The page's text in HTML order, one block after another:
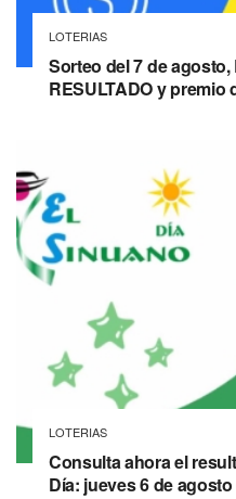
LOTERIAS
Sorteo del 7 de
RESULTADO y premio
LOTERIAS
Consulta ahora el
Día: jueves 6 de